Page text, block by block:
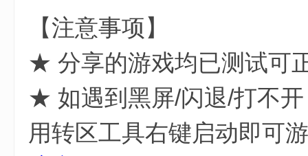
【注意事项】
★ 分享的游戏均已测试可
★ 如遇到黑屏/闪退/打不
用转区工具右键启动即可